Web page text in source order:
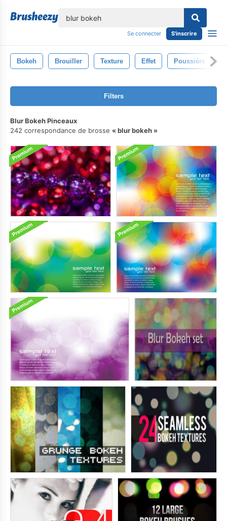
Se connecter S'inscrire
Bokeh Brouiller Texture Effet Poussière
Filters
Blur Bokeh Pinceaux
242 correspondance de brosse
blur bokeh